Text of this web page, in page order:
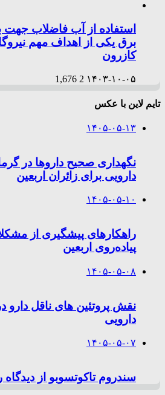
استفاده از آب فاضلاب جهت
برق یکی از اهداف مهم
کازرون
۱۴۰۳-۱۰-۰۵ 2
1,676
تایم لاین با عکس
۱۴۰۵-۰۵-۱۳
نگهداری صحیح داروها در
دارویی برای زائران اربعین
۱۴۰۵-۰۵-۱۰
راهکارهای پیشگیری از
پیاده‌روی اربعین
۱۴۰۵-۰۵-۰۸
نقش پروتئین های ناقل دارو
دارویی
۱۴۰۵-۰۵-۰۷
سندروم تاکوتسوبو از